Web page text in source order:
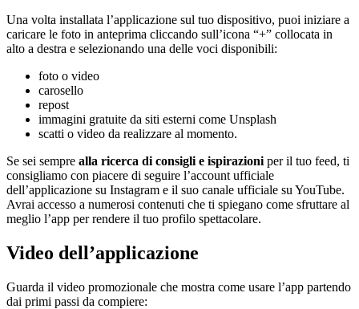
Una volta installata l’applicazione sul tuo dispositivo, puoi iniziare a
caricare le foto in anteprima cliccando sull’icona “+” collocata in
alto a destra e selezionando una delle voci disponibili:
foto o video
carosello
repost
immagini gratuite da siti esterni come Unsplash
scatti o video da realizzare al momento.
Se sei sempre alla ricerca di consigli e ispirazioni per il tuo feed, ti
consigliamo con piacere di seguire l’account ufficiale
dell’applicazione su Instagram e il suo canale ufficiale su YouTube.
Avrai accesso a numerosi contenuti che ti spiegano come sfruttare al
meglio l’app per rendere il tuo profilo spettacolare.
Video dell’applicazione
Guarda il video promozionale che mostra come usare l’app partendo
dai primi passi da compiere: